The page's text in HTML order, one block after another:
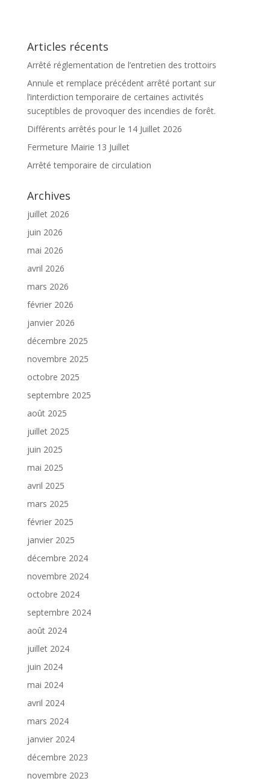
Articles récents
Arrêté réglementation de l’entretien des trottoirs
Annule et remplace précédent arrêté portant sur
l’interdiction temporaire de certaines activités
suceptibles de provoquer des incendies de forêt.
Différents arrêtés pour le 14 Juillet 2026
Fermeture Mairie 13 Juillet
Arrêté temporaire de circulation
Archives
juillet 2026
juin 2026
mai 2026
avril 2026
mars 2026
février 2026
janvier 2026
décembre 2025
novembre 2025
octobre 2025
septembre 2025
août 2025
juillet 2025
juin 2025
mai 2025
avril 2025
mars 2025
février 2025
janvier 2025
décembre 2024
novembre 2024
octobre 2024
septembre 2024
août 2024
juillet 2024
juin 2024
mai 2024
avril 2024
mars 2024
janvier 2024
décembre 2023
novembre 2023